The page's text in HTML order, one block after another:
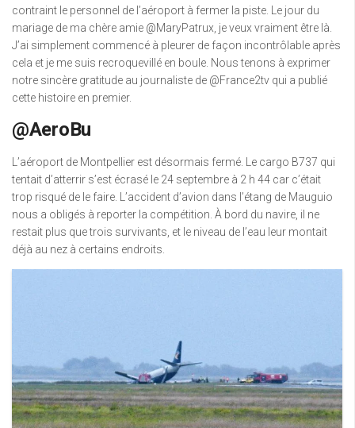
contraint le personnel de l’aéroport à fermer la piste. Le jour du
mariage de ma chère amie @MaryPatrux, je veux vraiment être là.
J’ai simplement commencé à pleurer de façon incontrôlable après
cela et je me suis recroquevillé en boule. Nous tenons à exprimer
notre sincère gratitude au journaliste de @France2tv qui a publié
cette histoire en premier.
@AeroBu
L’aéroport de Montpellier est désormais fermé. Le cargo B737 qui
tentait d’atterrir s’est écrasé le 24 septembre à 2 h 44 car c’était
trop risqué de le faire. L’accident d’avion dans l’étang de Mauguio
nous a obligés à reporter la compétition. À bord du navire, il ne
restait plus que trois survivants, et le niveau de l’eau leur montait
déjà au nez à certains endroits.